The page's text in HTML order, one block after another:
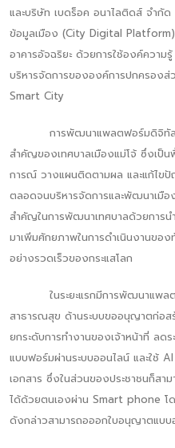
และบริษัท เบดร็อค อนาไลติดส์ จำ
ข้อมูลเมือง (City Digital
อาคารอัจฉริยะ ด้วยการใช้องค์ควา
บริหารจัดการขององค์การปกครองส่
Smart City
การพัฒนาแพลตฟอร์มดิจิทัลข้อ
สำคัญของเทศบาลเมืองแม่โจ้ ซึ่งเป็น
การณ์ วางแผนติดตามผล และแก้ไข
ตลอดจนบริหารจัดการและพัฒนาเมื
สำคัญในการพัฒนาเทศบาลด้วยการ
มาเพิ่มศักยภาพในการดำเนินงานขอ
อย่างรวดเร็วของกระแสโลก
ในระยะแรกมีการพัฒนาแพลตฟ
สาธารณสุข ด้านระบบขออนุญาตก่อส
ยกระดับการทำงานของเจ้าหน้าที่ ลด
แบบฟอร์มผ่านระบบออนไลน์ และใช้
เอกสาร ซึ่งในส่วนของประชาชนก็ส
ได้ด้วยตนเองผ่าน Smart phone โ
ดังกล่าวสามารถอออกใบอนุญาตแบบ